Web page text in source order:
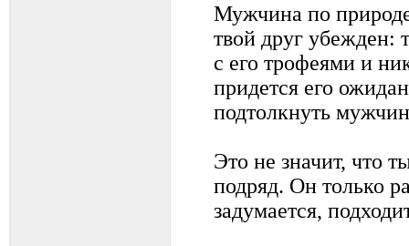
Мужчина по
твой друг убежден:
с его трофеями и
придется его
подтолкнуть
Это не значит, что
подряд. Он только
задумается,